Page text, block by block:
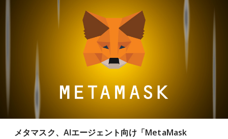
メタマスク、AIエージェント向け「MetaMask